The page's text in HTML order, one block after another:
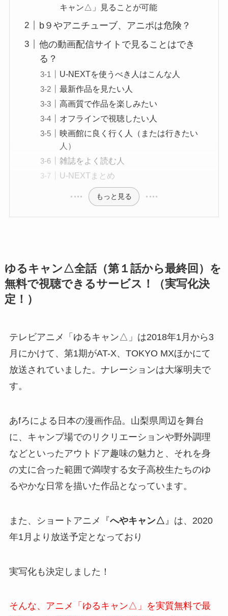
キャン△」見ることが可能
b９やアニチューブ、アニポは危険？
他の動画配信サイトで見ることはでき
る？
U-NEXTを使うべき人はこんな人
最新作品を見たい人
高画質で作品を楽しみたい
オフラインで視聴したい人
映画館に良く行く人（または行きたい
人）
雑誌をよく読む人
U-NEXTまとめ
もっと見る
ゆるキャン△全話（第１話から最終回）を
無料で視聴できるサービス！（実写化決
定！）
テレビアニメ「ゆるキャン△」は2018年1月から3
月にかけて、第1期がAT-X、TOKYO MXほかにて
放送されていました。ナレーションは大塚明夫で
す。
あfろによる日本の漫画作品。山梨県周辺を舞台
に、キャンプ場でのリクリエーションや野外調理
などといったアウトドア趣味の魅力と、それを身
の丈に合った範囲で満喫する女子高校生たちのゆ
るやかな日常を描いた作品となっています。
また、ショートアニメ『へやキャン△ 』は、2020
年1月より放送予定となっており
実写化も決定しました！
そんな、アニメ「ゆるキャン△」を実質無料で最